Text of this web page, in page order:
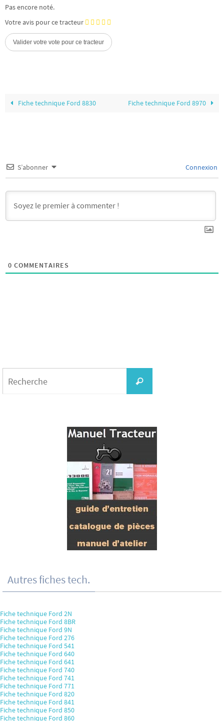
Pas encore noté.
Votre avis pour ce tracteur
Fiche technique Ford 8830 Fiche technique Ford 8970
S’abonner Connexion
0 COMMENTAIRES
Recherche
Autres fiches tech.
Fiche technique Ford 2N
Fiche technique Ford 8BR
Fiche technique Ford 9N
Fiche technique Ford 276
Fiche technique Ford 541
Fiche technique Ford 640
Fiche technique Ford 641
Fiche technique Ford 740
Fiche technique Ford 741
Fiche technique Ford 771
Fiche technique Ford 820
Fiche technique Ford 841
Fiche technique Ford 850
Fiche technique Ford 860